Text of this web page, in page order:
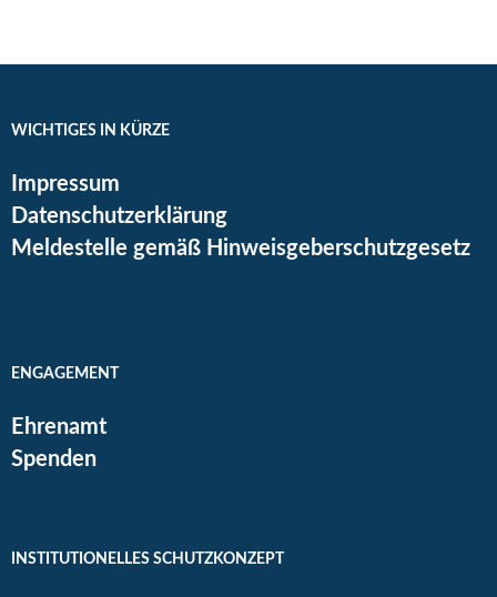
WICHTIGES IN KÜRZE
Impressum
Datenschutzerklärung
Meldestelle gemäß Hinweisgeberschutzgesetz
ENGAGEMENT
Ehrenamt
Spenden
INSTITUTIONELLES SCHUTZKONZEPT